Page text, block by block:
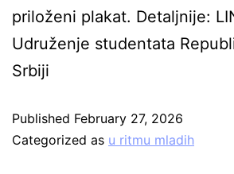
priloženi plakat. Detaljnije:
Udruženje studentata
Srbiji
Published February 27, 2026
Categorized as u ritmu mladih